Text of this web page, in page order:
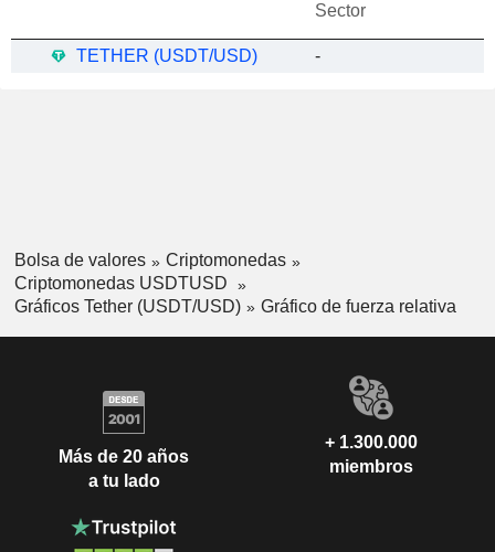
Sector
TETHER (USDT/USD) -
Bolsa de valores
Criptomonedas
Criptomonedas USDTUSD
Gráficos Tether (USDT/USD)
Gráfico de fuerza relativa
Más de 20 años
a tu lado
+ 1.300.000
miembros